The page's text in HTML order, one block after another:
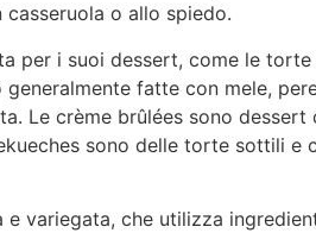
o allo spiedo.
per i suoi dessert, come le
fatte con mele,
Le crème brûlées sono
sono delle torte sottili
e variegata, che utilizza